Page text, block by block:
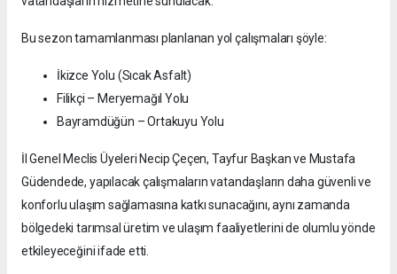
Bu sezon tamamlanması planlanan yol çalışmaları şöyle:
İkizce Yolu (Sıcak Asfalt)
Filikçi – Meryemağıl Yolu
Bayramdüğün – Ortakuyu Yolu
İl Genel Meclis Üyeleri Necip Çeçen, Tayfur Başkan ve Mustafa
Güdendede, yapılacak çalışmaların vatandaşların daha güvenli ve
konforlu ulaşım sağlamasına katkı sunacağını, aynı zamanda
bölgedeki tarımsal üretim ve ulaşım faaliyetlerini de olumlu yönde
etkileyeceğini ifade etti.